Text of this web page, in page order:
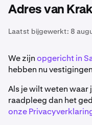
Adres van
Laatst bijgewerkt: 8
We zijnopgericht in
hebben nu
Als je wilt weten
raadpleeg dan het
onze